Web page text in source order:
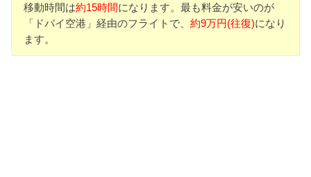
移動時間は約15時間になります。最も料金が安いのが
「ドバイ空港」経由のフライトで、約9万円(往復)になり
ます。